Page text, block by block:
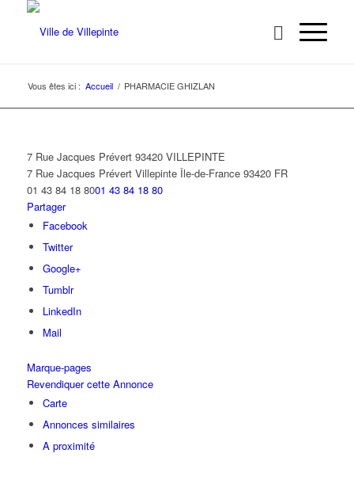
Vous êtes ici : Accueil / PHARMACIE GHIZLAN
7 Rue Jacques Prévert 93420 VILLEPINTE
7 Rue Jacques Prévert Villepinte Île-de-France 93420 FR
01 43 84 18 8001 43 84 18 80
Partager
Facebook
Twitter
Google+
Tumblr
LinkedIn
Mail
Marque-pages
Revendiquer cette Annonce
Carte
Annonces similaires
A proximité